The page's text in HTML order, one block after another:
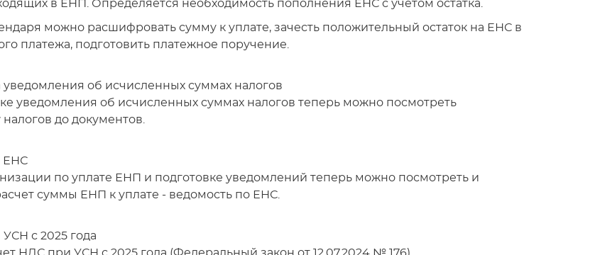
в ЕНП. Определяется необходимость пополнения ЕНС с учетом остатка.
можно расшифровать сумму к уплате, зачесть положительный остаток на ЕНС в
платежа, подготовить платежное поручение.
об исчисленных суммах налогов
уведомления об исчисленных суммах налогов теперь можно посмотреть
до документов.
ЕНС
по уплате ЕНП и подготовке уведомлений теперь можно посмотреть и
суммы ЕНП к уплате - ведомость по ЕНС.
с 2025 года